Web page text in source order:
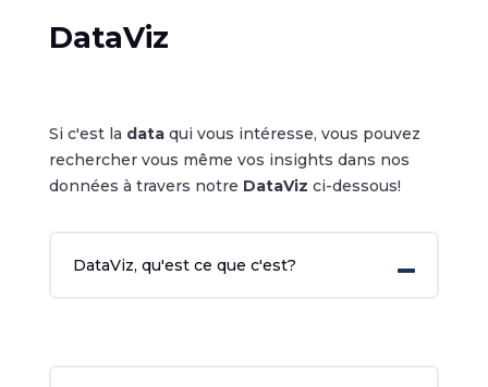
DataViz
Si c'est la dataqui vous intéresse, vous pouvez
rechercher vous même vos insights dans nos
données à travers notre DataViz ci-dessous!
DataViz, qu'est ce que c'est?